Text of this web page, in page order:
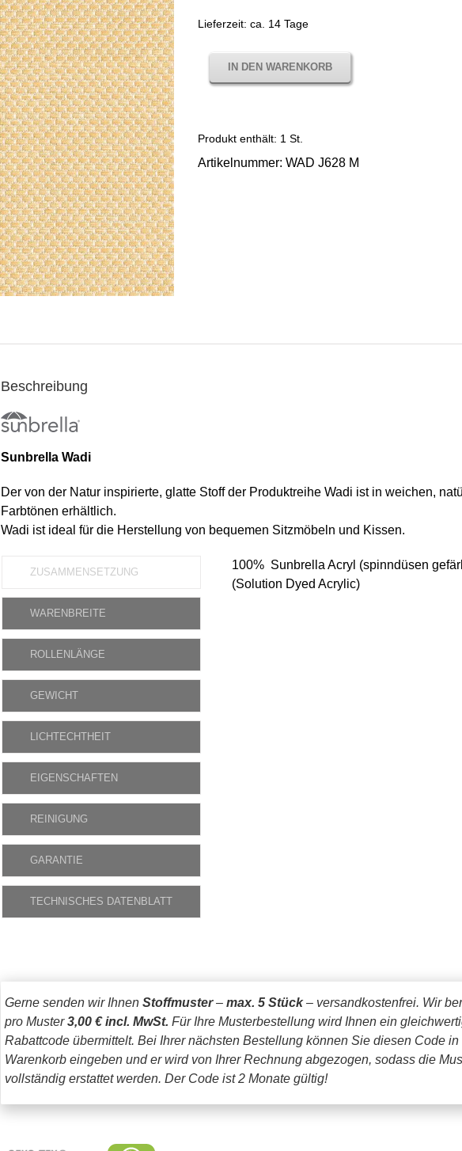
Lieferzeit: ca. 14 Tage
IN DEN WARENKORB
Produkt enthält: 1 St.
Artikelnummer: WAD J628 M
Beschreibung
Sunbrella Wadi
Der von der Natur inspirierte, glatte Stoff der Produktreihe Wadi ist in weichen,
Farbtönen erhältlich.
Wadi ist ideal für die Herstellung von bequemen Sitzmöbeln und Kissen.
ZUSAMMENSETZUNG
WARENBREITE
ROLLENLÄNGE
GEWICHT
LICHTECHTHEIT
EIGENSCHAFTEN
REINIGUNG
GARANTIE
TECHNISCHES DATENBLATT
100% Sunbrella Acryl (spinndüsen
(Solution Dyed Acrylic)
Gerne senden wir Ihnen Stoffmuster– max. 5 Stück– versandkostenfrei. Wir
pro Muster3,00 € incl. MwSt. Für Ihre Musterbestellung wird Ihnen ein
Rabattcode übermittelt. Bei Ihrer nächsten Bestellung können Sie diesen Code in
Warenkorb eingeben und er wird von Ihrer Rechnung abgezogen, sodass die
vollständig erstattet werden. Der Code ist 2 Monate gültig!